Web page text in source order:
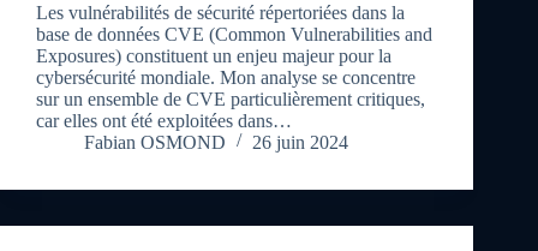
Les vulnérabilités de sécurité répertoriées dans la
base de données CVE (Common Vulnerabilities and
Exposures) constituent un enjeu majeur pour la
cybersécurité mondiale. Mon analyse se concentre
sur un ensemble de CVE particulièrement critiques,
car elles ont été exploitées dans…
Fabian OSMOND
26 juin 2024